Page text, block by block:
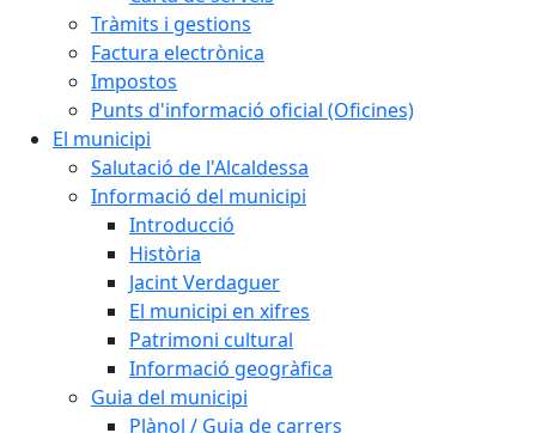
Tràmits i gestions
Factura electrònica
Impostos
Punts d'informació oficial (Oficines)
El municipi
Salutació de l'Alcaldessa
Informació del municipi
Introducció
Història
Jacint Verdaguer
El municipi en xifres
Patrimoni cultural
Informació geogràfica
Guia del municipi
Plànol / Guia de carrers